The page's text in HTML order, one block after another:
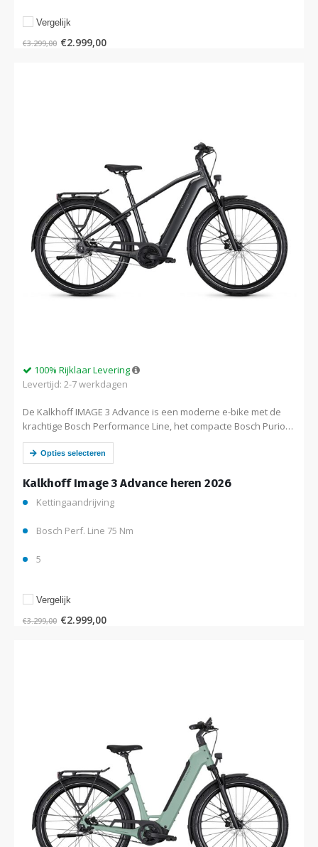
€3.299,00 €2.999,00
Vergelijk
Kalkhoff Image 3 Advance heren 2026
100% Rijklaar Levering
Levertijd: 2-7 werkdagen
Kettingaandrijving
Bosch Perf. Line 75 Nm
5
De Kalkhoff IMAGE 3 Advance is een moderne e-bike met de
krachtige Bosch Performance Line, het compacte Bosch Purion
200 display, een onderhoudsarme versnellingsnaaf van
Shimano. De geïntegreerde Bosch 540wh …
€3.299,00 €2.999,00
Opties selecteren
Vergelijk